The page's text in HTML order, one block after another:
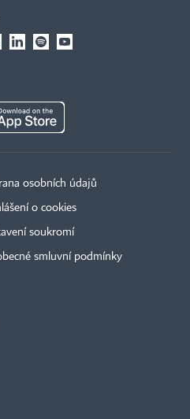
osobních údajů
o cookies
soukromí
smluvní podmínky